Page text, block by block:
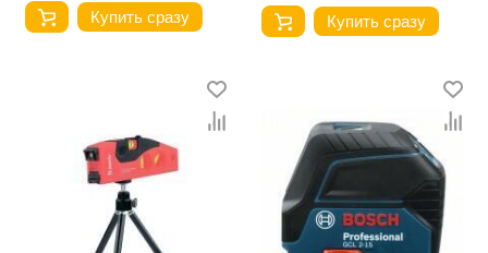
Купить сразу
Купить сразу